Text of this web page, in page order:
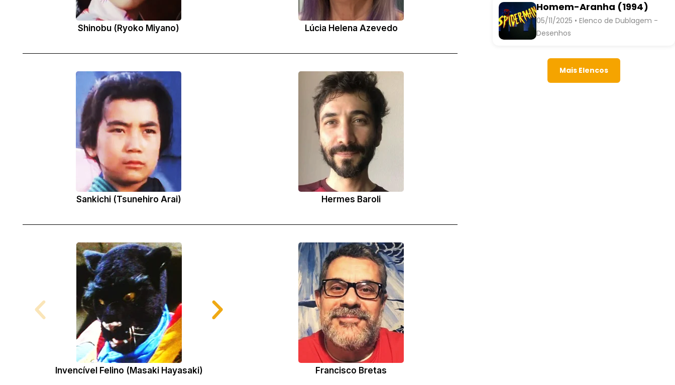
Shinobu (Ryoko Miyano) Lúcia Helena Azevedo
Sankichi (Tsunehiro Arai) Hermes Baroli
Invencível Felino (Masaki Hayasaki) Hyouba (Masaki Hayasaki)
Francisco Bretas
Homem-Aranha (1994)
05/11/2025 • Elenco de Dublagem -
Desenhos
Mais Elencos